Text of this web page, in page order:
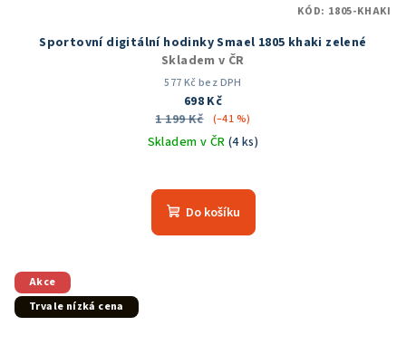
Sportovní digitální hodinky Smael 1805 khaki zelené
Skladem v ČR
577 Kč bez DPH
698 Kč
1 199 Kč
(–41 %)
Skladem v ČR (4 ks)
Do košíku
KÓD: 1805-KHAKI
Akce
Trvale nízká cena